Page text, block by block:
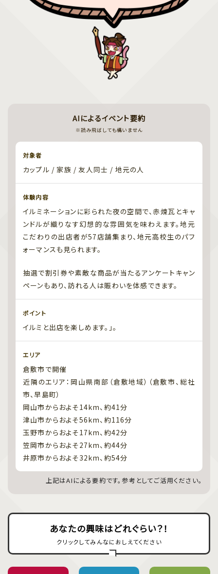
AIによるイベント要約
※読み飛ばしても構いません
対象者
カップル / 家族 / 友人同士 / 地元の人
体験内容
イルミネーションに彩られた夜の空間で、赤煉瓦とキャ
ンドルが織りなす幻想的な雰囲気を味わえます。地元
こだわりの出店者が57店舗集まり、地元高校生のパフ
ォーマンスも見られます。
抽選で割引券や素敵な商品が当たるアンケートキャン
ペーンもあり、訪れる人は賑わいを体感できます。
ポイント
イルミと出店を楽しめます。」。
エリア
倉敷市で開催
近隣のエリア：岡山県南部（倉敷地域）（倉敷市、総社
市、早島町）
岡山市からおよそ14km、約41分
津山市からおよそ56km、約116分
玉野市からおよそ17km、約42分
笠岡市からおよそ27km、約44分
井原市からおよそ32km、約54分
上記はAIによる要約です。参考としてご活用ください。
あなたの興味はどれぐらい？！
クリックしてみんなにおしえてください